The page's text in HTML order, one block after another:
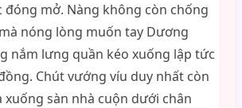
đóng mở. Nàng không còn chống
nóng lòng muốn tay Dương
nắm lưng quần kéo xuống lập tức
Chút vướng víu duy nhất còn
xuống sàn nhà cuộn dưới chân